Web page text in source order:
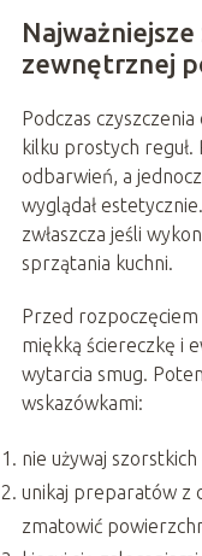
Najważniejsze
zewnętrznej
Podczas
kilku prostych
odbarwień, a
wyglądał
zwłaszcza jeśli
sprzątania kuchni.
Przed
miękką ściereczkę i
wytarcia smug.
wskazówkami:
nie używaj
unikaj preparatów z
zmatowić